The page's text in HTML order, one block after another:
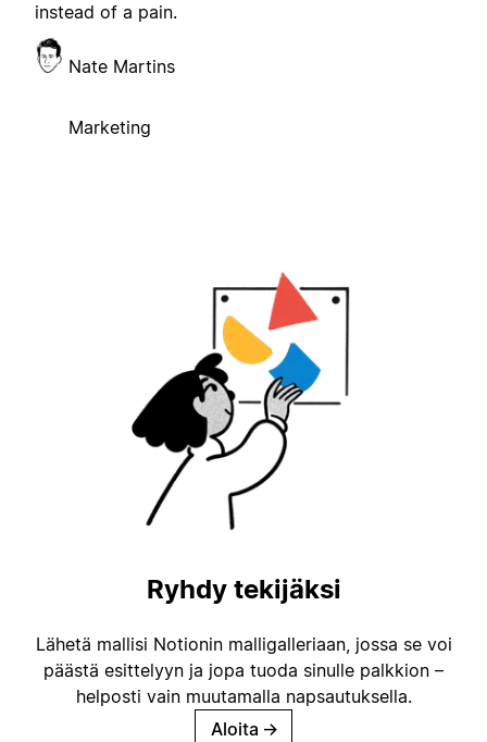
instead of a pain.
Nate Martins
Marketing
Ryhdy tekijäksi
Lähetä mallisi Notionin malligalleriaan, jossa se voi
päästä esittelyyn ja jopa tuoda sinulle palkkion –
helposti vain muutamalla napsautuksella.
Aloita →